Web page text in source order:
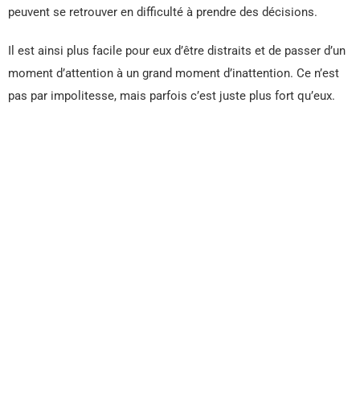
peuvent se retrouver en difficulté à prendre des décisions.
Il est ainsi plus facile pour eux d’être distraits et de passer d’un
moment d’attention à un grand moment d’inattention. Ce n’est
pas par impolitesse, mais parfois c’est juste plus fort qu’eux.